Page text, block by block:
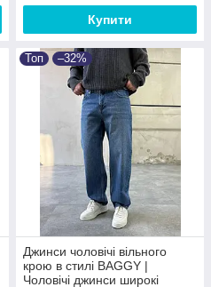
Купити
Топ –32%
Джинси чоловічі вільного
крою в стилі BAGGY |
Чоловічі джинси широкі